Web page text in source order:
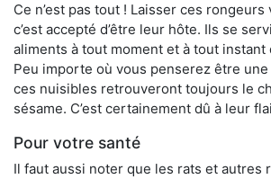
Ce n’est pas tout ! Laisser ces rongeurs
c’est accepté d’être leur hôte. Ils se
aliments à tout moment et à tout instant
Peu importe où vous penserez être
ces nuisibles retrouveront toujours le
sésame. C’est certainement dû à leur
Pour votre santé
Il faut aussi noter que les rats et autres